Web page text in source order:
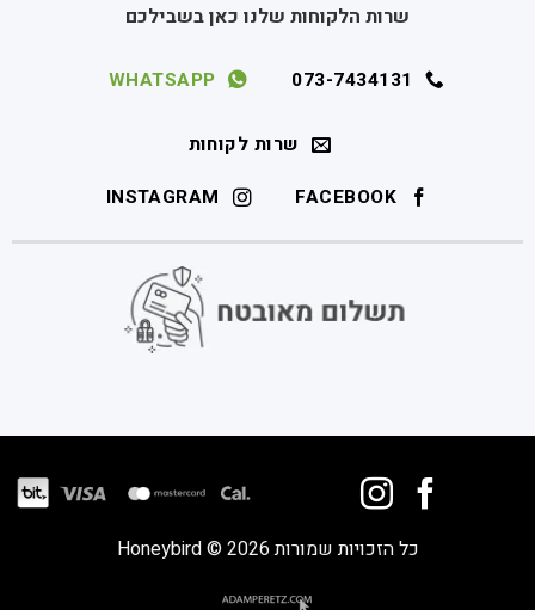
שרות הלקוחות שלנו כאן בשבילכם
073-7434131
WHATSAPP
שרות לקוחות
FACEBOOK
INSTAGRAM
כל הזכויות שמורות 2026 © Honeybird